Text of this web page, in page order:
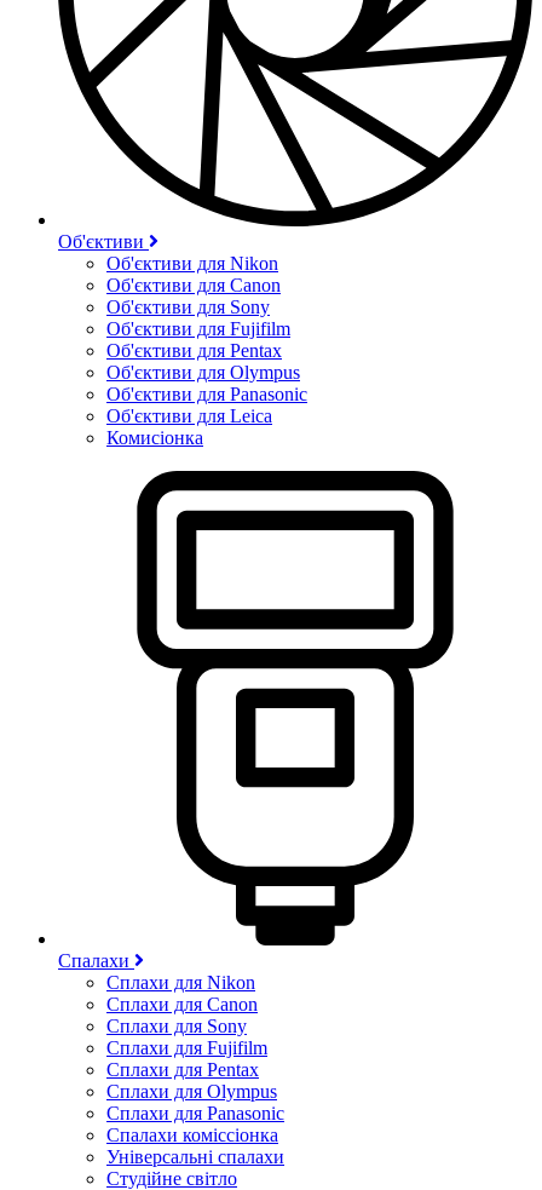
Об'єктиви
Об'єктиви для Nikon
Об'єктиви для Canon
Об'єктиви для Sony
Об'єктиви для Fujifilm
Об'єктиви для Pentax
Об'єктиви для Olympus
Об'єктиви для Panasonic
Об'єктиви для Leica
Комисіонка
Спалахи
Сплахи для Nikon
Сплахи для Canon
Сплахи для Sony
Сплахи для Fujifilm
Сплахи для Pentax
Сплахи для Olympus
Сплахи для Panasonic
Спалахи коміссіонка
Універсальні спалахи
Студійне світло